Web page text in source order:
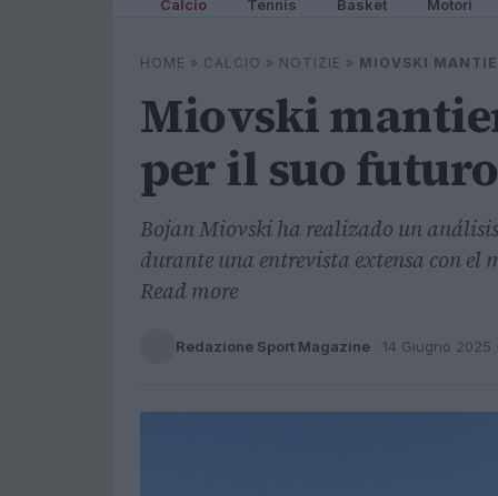
Calcio Tennis Basket Motori
HOME » CALCIO » NOTIZIE » MIOVSKI
Miovski
per il suo
Bojan Miovski ha realizado un
durante una entrevista extensa con el
Read more
Redazione Sport Magazine · 14 Giugno 2025